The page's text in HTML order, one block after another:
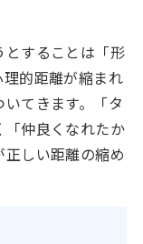
することは「形
的距離が縮まれ
てきます。「タ
「仲良くなれたか
しい距離の縮め